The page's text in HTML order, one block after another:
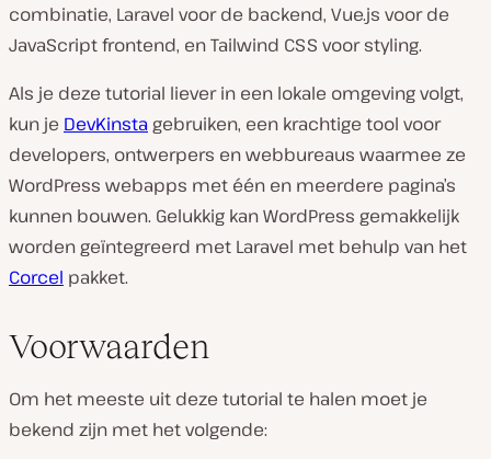
combinatie, Laravel voor de backend, Vue.js voor de
JavaScript frontend, en Tailwind CSS voor styling.
Als je deze tutorial liever in een lokale omgeving volgt,
kun je DevKinsta gebruiken, een krachtige tool voor
developers, ontwerpers en webbureaus waarmee ze
WordPress webapps met één en meerdere pagina’s
kunnen bouwen. Gelukkig kan WordPress gemakkelijk
worden geïntegreerd met Laravel met behulp van het
Corcel pakket.
Voorwaarden
Om het meeste uit deze tutorial te halen moet je
bekend zijn met het volgende: